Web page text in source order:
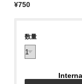
¥750
数量